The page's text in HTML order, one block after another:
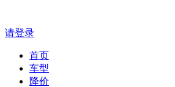
请登录
首页
车型
降价